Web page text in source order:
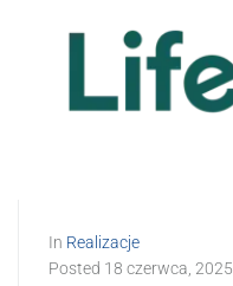
In Realizacje
Posted 18 czerwca, 2025